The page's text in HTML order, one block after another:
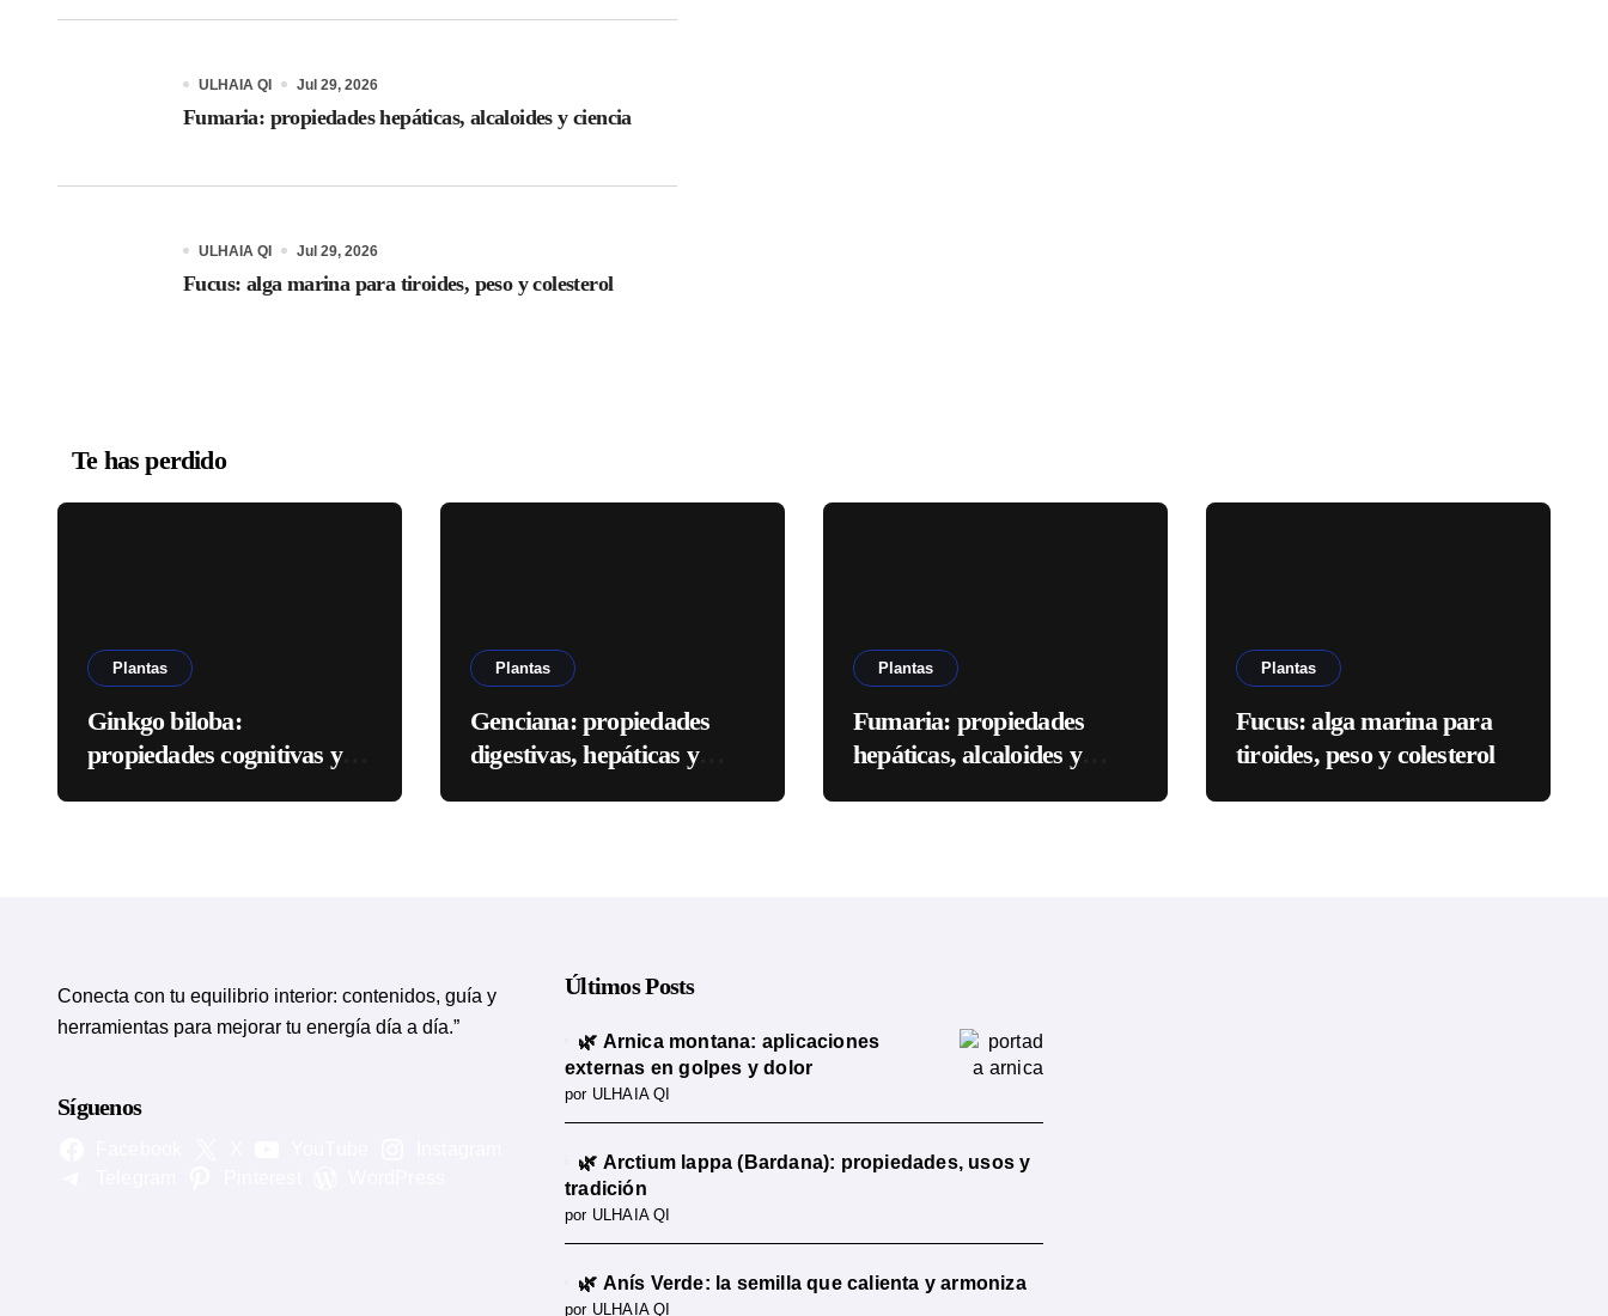
ULHAIA QI Jul 29, 2026
Fumaria: propiedades hepáticas, alcaloides y ciencia
ULHAIA QI Jul 29, 2026
Fucus: alga marina para tiroides, peso y colesterol
Te has perdido
Plantas
Ginkgo biloba:
propiedades cognitivas y
Plantas
Genciana: propiedades
digestivas, hepáticas y
Plantas
Fumaria: propiedades
hepáticas, alcaloides y
Plantas
Fucus: alga marina para
tiroides, peso y colesterol
Conecta con tu equilibrio interior: contenidos, guía y
herramientas para mejorar tu energía día a día.”
Síguenos
Últimos Posts
🌿 Arnica montana: aplicaciones
externas en golpes y dolor
por ULHAIA QI
🌿 Arctium lappa (Bardana): propiedades, usos y
tradición
por ULHAIA QI
🌿 Anís Verde: la semilla que calienta y armoniza
por ULHAIA QI